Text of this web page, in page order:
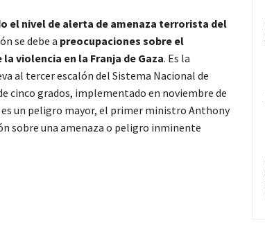
el nivel de alerta de amenaza terrorista del
se debe a preocupaciones sobre el
violencia en la Franja de Gaza. Es la
al tercer escalón del Sistema Nacional de
cinco grados, implementado en noviembre de
un peligro mayor, el primer ministro Anthony
sobre una amenaza o peligro inminente